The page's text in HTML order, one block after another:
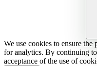
We use cookies to ensure
for analytics. By continuing
acceptance of the use of